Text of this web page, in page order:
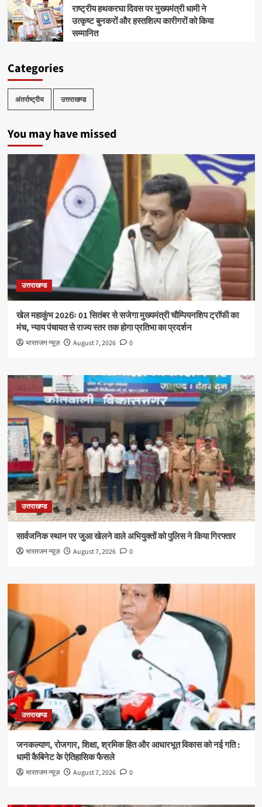
राष्ट्रीय हथकरघा दिवस पर मुख्यमंत्री धामी ने
उत्कृष्ट बुनकरों और हस्तशिल्प कारीगरों को किया
सम्मानित
Categories
अंतर्राष्ट्रीय उत्तराखण्ड
You may have missed
उत्तराखण्ड
खेल महाकुंभ 2026ः 01 सितंबर से सजेगा मुख्यमंत्री चौम्पियनशिप ट्रॉफी का
मंच, न्याय पंचायत से राज्य स्तर तक होगा प्रतिभा का प्रदर्शन
भारतजन न्यूज़ August 7, 2026 0
उत्तराखण्ड
सार्वजनिक स्थान पर जुआ खेलने वाले अभियुक्तों को पुलिस ने किया गिरफ्तार
भारतजन न्यूज़ August 7, 2026 0
उत्तराखण्ड
जनकल्याण, रोजगार, शिक्षा, श्रमिक हित और आधारभूत विकास को नई गति :
धामी कैबिनेट के ऐतिहासिक फैसले
भारतजन न्यूज़ August 7, 2026 0